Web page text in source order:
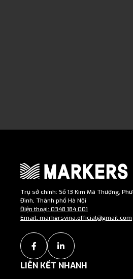
Trụ sở chính: Số 13 Kim Mã Thượng,
Đình, Thành phố Hà Nội
Điện thoại: 0348 184 001
Email: markersvina.official@gmail.com
LIÊN KẾT NHANH